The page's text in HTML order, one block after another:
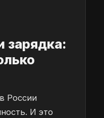
зарядка:
России
И это